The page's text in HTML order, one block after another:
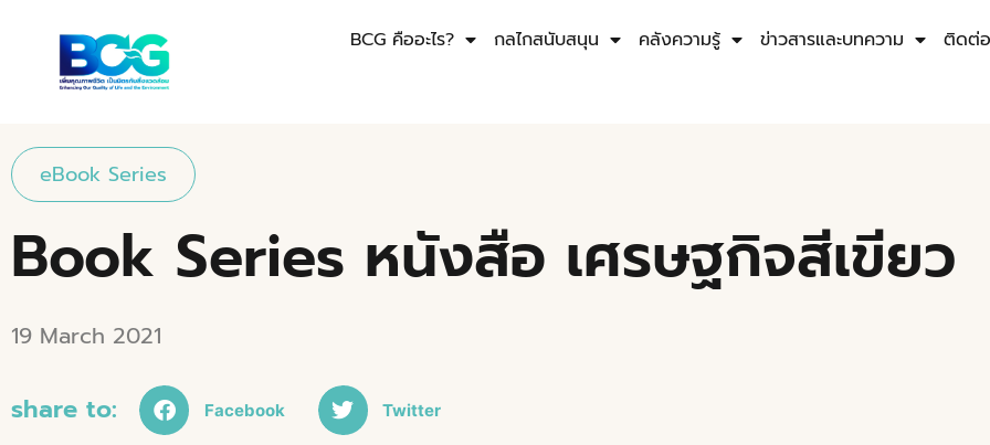
BCG คืออะไร? กลไกสนับสนุน คลังความรู้ ข่าวสารและบทความ ติดต่อ
eBook Series
Book Series หนังสือ เศรษฐกิจสีเขียว
19 March 2021
share to: Facebook Twitter